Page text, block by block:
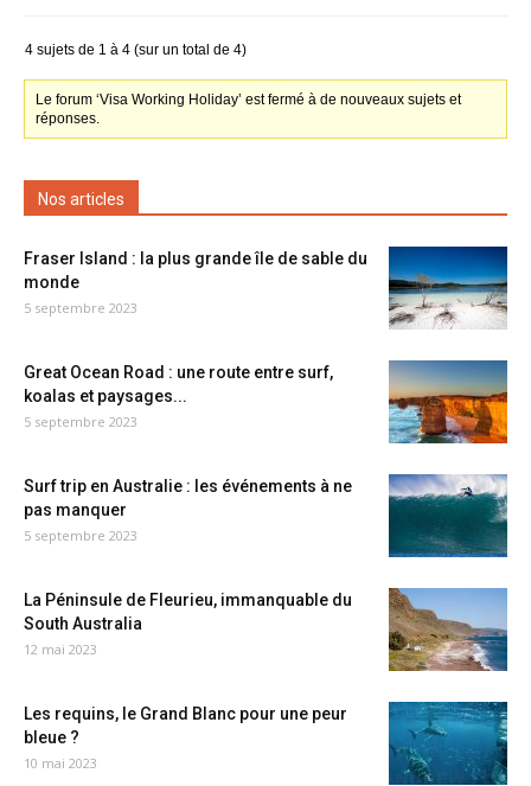
4 sujets de 1 à 4 (sur un total de 4)
Le forum ‘Visa Working Holiday’ est fermé à de nouveaux sujets et
réponses.
Nos articles
Fraser Island : la plus grande île de sable du
monde
5 septembre 2023
Great Ocean Road : une route entre surf,
koalas et paysages...
5 septembre 2023
Surf trip en Australie : les événements à ne
pas manquer
5 septembre 2023
La Péninsule de Fleurieu, immanquable du
South Australia
12 mai 2023
Les requins, le Grand Blanc pour une peur
bleue ?
10 mai 2023